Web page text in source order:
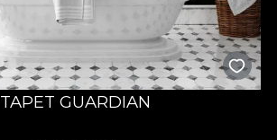
TAPET GUARDIAN